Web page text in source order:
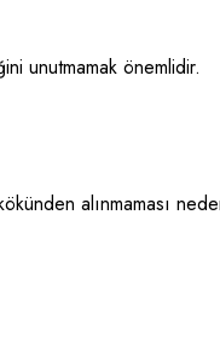
unutmamak önemlidir.
alınmaması